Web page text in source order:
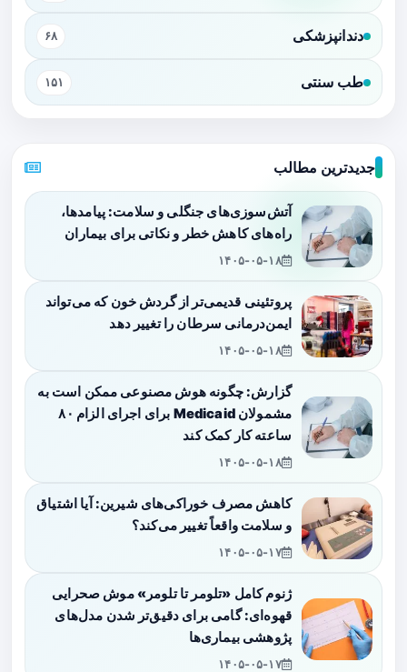
دندانپزشکی ۶۸
طب سنتی ۱۵۱
جدیدترین مطالب
آتش‌سوزی‌های جنگلی و سلامت: پیامدها،
راه‌های کاهش خطر و نکاتی برای بیماران
۱۴۰۵-۰۵-۱۸
پروتئینی قدیمی‌تر از گردش خون که می‌تواند
ایمن‌درمانی سرطان را تغییر دهد
۱۴۰۵-۰۵-۱۸
گزارش: چگونه هوش مصنوعی ممکن است به
مشمولان Medicaid برای اجرای الزام ۸۰
ساعته کار کمک کند
۱۴۰۵-۰۵-۱۸
کاهش مصرف خوراکی‌های شیرین: آیا اشتیاق
و سلامت واقعاً تغییر می‌کند؟
۱۴۰۵-۰۵-۱۷
ژنوم کامل «تلومر تا تلومر» موش صحرایی
قهوه‌ای: گامی برای دقیق‌تر شدن مدل‌های
پژوهشی بیماری‌ها
۱۴۰۵-۰۵-۱۷